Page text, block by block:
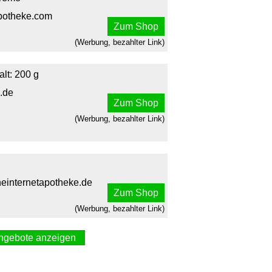
Zum Shop
(Werbung, bezahlter Link)
200 g
Zum Shop
(Werbung, bezahlter Link)
Zum Shop
(Werbung, bezahlter Link)
anzeigen